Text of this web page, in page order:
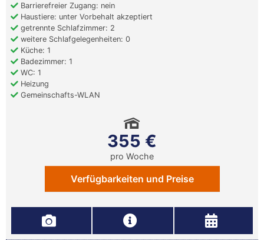
Barrierefreier Zugang: nein
Haustiere: unter Vorbehalt akzeptiert
getrennte Schlafzimmer: 2
weitere Schlafgelegenheiten: 0
Küche: 1
Badezimmer: 1
WC: 1
Heizung
Gemeinschafts-WLAN
355 €
pro Woche
Verfügbarkeiten und Preise